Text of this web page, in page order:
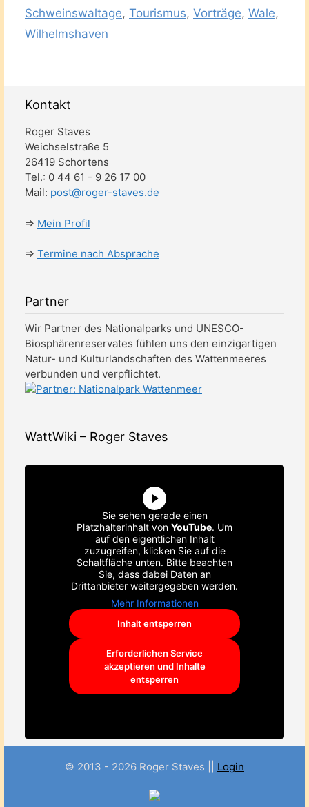
Schweinswaltage, Tourismus, Vorträge, Wale,
Wilhelmshaven
Kontakt
Roger Staves
Weichselstraße 5
26419 Schortens
Tel.: 0 44 61 - 9 26 17 00
Mail: post@roger-staves.de
⇒ Mein Profil
⇒ Termine nach Absprache
Partner
Wir Partner des Nationalparks und UNESCO-
Biosphärenreservates fühlen uns den einzigartigen
Natur- und Kulturlandschaften des Wattenmeeres
verbunden und verpflichtet.
WattWiki – Roger Staves
Sie sehen gerade einen
Platzhalterinhalt von YouTube. Um
auf den eigentlichen Inhalt
zuzugreifen, klicken Sie auf die
Schaltfläche unten. Bitte beachten
Sie, dass dabei Daten an
Drittanbieter weitergegeben werden.
Mehr Informationen
Inhalt entsperren
Erforderlichen Service
akzeptieren und Inhalte
entsperren
© 2013 - 2026 Roger Staves || Login